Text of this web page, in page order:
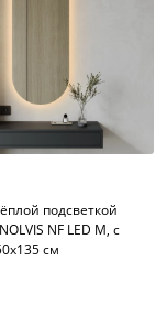
подсветкой
NF LED M, с
см